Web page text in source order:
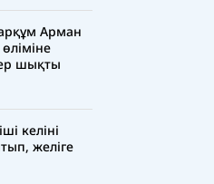
Арман
шықты
келіні
желіге